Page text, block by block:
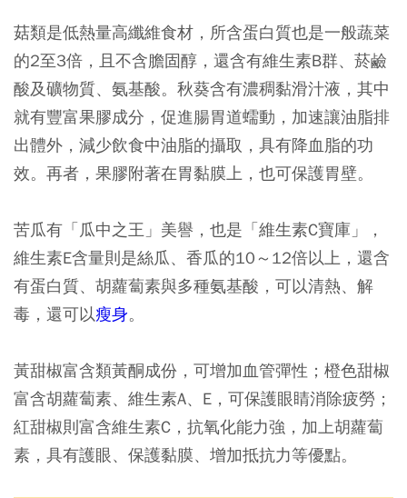
菇類是低熱量高纖維食材，所含蛋白質也是一般蔬菜
的2至3倍，且不含膽固醇，還含有維生素B群、菸鹼
酸及礦物質、氨基酸。秋葵含有濃稠黏滑汁液，其中
就有豐富果膠成分，促進腸胃道蠕動，加速讓油脂排
出體外，減少飲食中油脂的攝取，具有降血脂的功
效。再者，果膠附著在胃黏膜上，也可保護胃壁。
苦瓜有「瓜中之王」美譽，也是「維生素C寶庫」，
維生素E含量則是絲瓜、香瓜的10～12倍以上，還含
有蛋白質、胡蘿蔔素與多種氨基酸，可以清熱、解
毒，還可以瘦身。
黃甜椒富含類黃酮成份，可增加血管彈性；橙色甜椒
富含胡蘿蔔素、維生素A、E，可保護眼睛消除疲勞；
紅甜椒則富含維生素C，抗氧化能力強，加上胡蘿蔔
素，具有護眼、保護黏膜、增加抵抗力等優點。